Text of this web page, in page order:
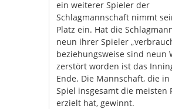
ein weiterer Spieler der
Schlagmannschaft nimmt
Platz ein. Hat die
neun ihrer Spieler
beziehungsweise sind neun
zerstört worden ist das
Ende. Die Mannschaft, die in
Spiel insgesamt die meisten
erzielt hat, gewinnt.